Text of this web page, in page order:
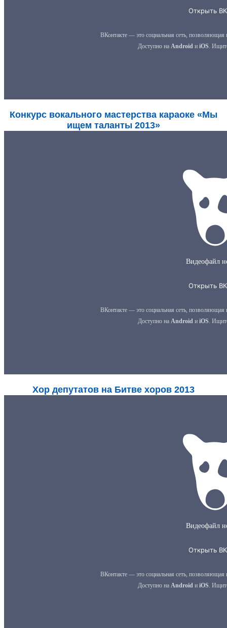
Конкурс вокального мастерства караоке «Мы
ищем таланты 2013»
Хор депутатов на Битве хоров 2013